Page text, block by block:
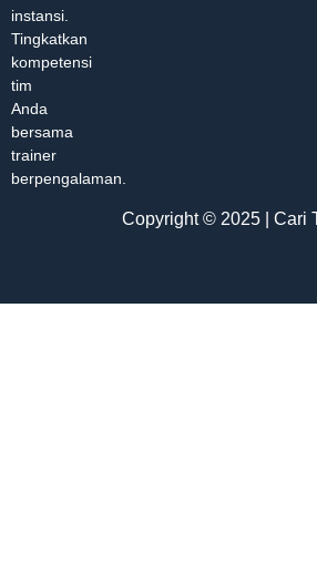
instansi.
Tingkatkan
kompetensi
tim
Anda
bersama
trainer
berpengalaman.
Copyright © 2025 | Cari